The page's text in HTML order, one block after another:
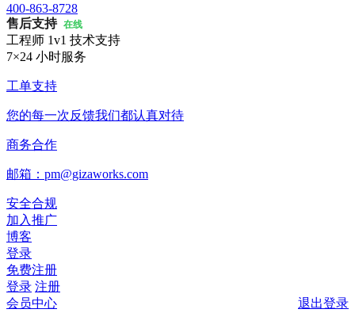
400-863-8728
售后支持 在线
工程师 1v1 技术支持
7×24 小时服务
工单支持
您的每一次反馈我们都认真对待
商务合作
邮箱：pm@gizaworks.com
安全合规
加入推广
博客
登录
免费注册
登录 注册
会员中心
退出登录